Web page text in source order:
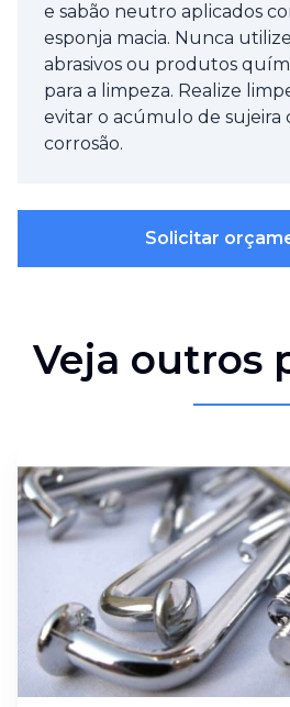
e sabão neutro aplicados
esponja macia. Nunca
abrasivos ou produtos
para a limpeza. Realize
evitar o acúmulo de sujeira
corrosão.
Solicitar
Veja outros